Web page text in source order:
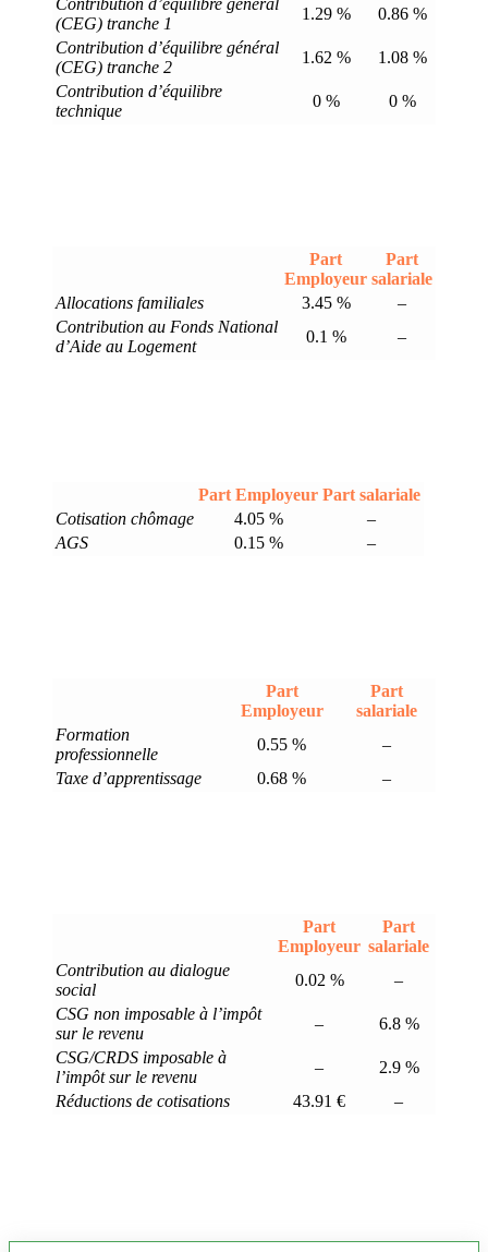
Contribution d’équilibre général
(CEG) tranche 1
1.29 %
0.86 %
Contribution d’équilibre général
(CEG) tranche 2
1.62 %
1.08 %
Contribution d’équilibre
technique
0 % 0 %
Part
Employeur
Part
salariale
Allocations familiales
3.45 %
–
Contribution au Fonds National
d’Aide au Logement
0.1 % –
Part Employeur Part salariale
Cotisation chômage
4.05 %
–
AGS
0.15 % –
Part
Employeur
Part
salariale
Formation
professionnelle
0.55 %
–
Taxe d’apprentissage
0.68 % –
Part
Employeur
Part
salariale
Contribution au dialogue
social
0.02 %
–
CSG non imposable à l’impôt
sur le revenu
–
6.8 %
CSG/CRDS imposable à
l’impôt sur le revenu
–
2.9 %
Réductions de cotisations
43.91 € –